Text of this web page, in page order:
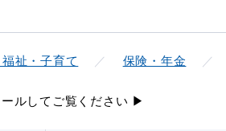
祉・子育て 保険・年金
ルしてご覧ください ▶